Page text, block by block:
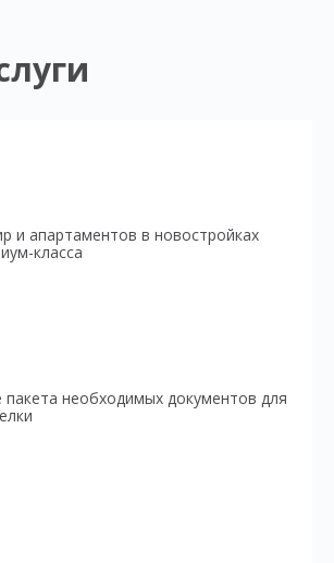
и апартаментов в новостройках
класса
необходимых документов для